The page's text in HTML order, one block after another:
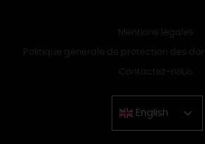
Mentions légales
Politique générale de protection des
Contactez-nous
English
Chinese